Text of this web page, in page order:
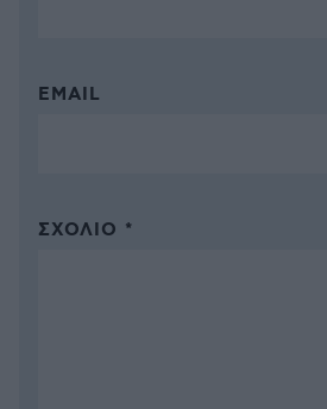
EMAIL
ΣΧΌΛΙΟ *